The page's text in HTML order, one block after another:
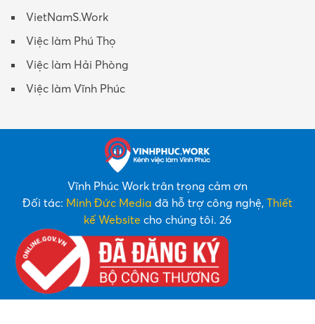
VietNamS.Work
Việc làm Phú Thọ
Việc làm Hải Phòng
Việc làm Vĩnh Phúc
Vĩnh Phúc Work trân trọng cảm ơn
Đối tác: Minh Đức Media đã hỗ trợ công nghệ, Thiết
kế Website cho chúng tôi. 26